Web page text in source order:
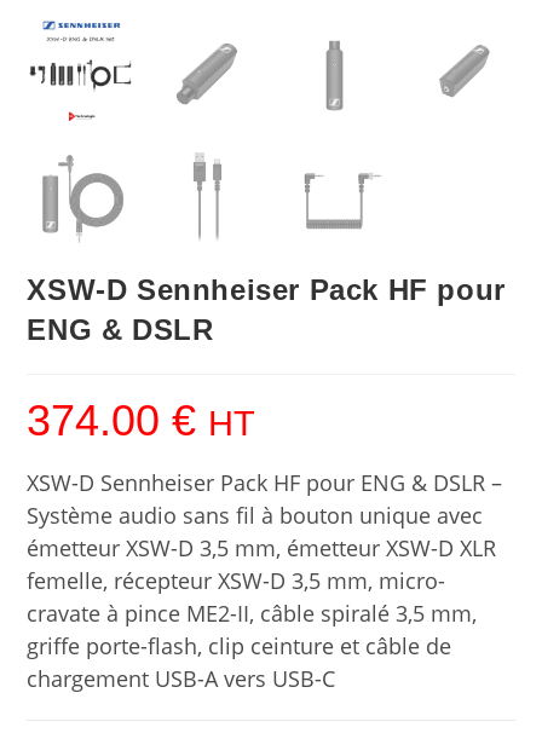
XSW-D Sennheiser Pack HF pour
ENG & DSLR
374.00€ HT
XSW-D Sennheiser Pack HF pour ENG & DSLR –
Système audio sans fil à bouton unique avec
émetteur XSW-D 3,5 mm, émetteur XSW-D XLR
femelle, récepteur XSW-D 3,5 mm, micro-
cravate à pince ME2-II, câble spiralé 3,5 mm,
griffe porte-flash, clip ceinture et câble de
chargement USB-A vers USB-C